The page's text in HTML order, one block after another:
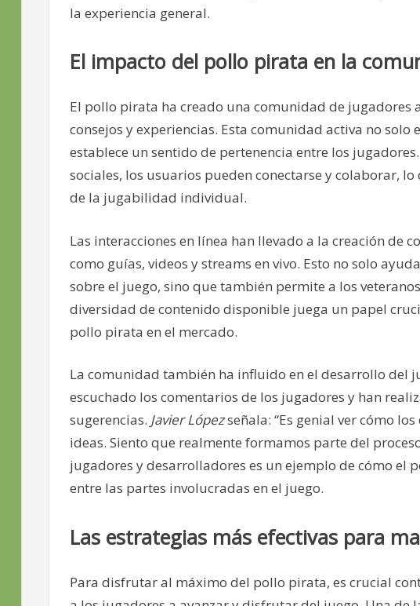
la experiencia general.
El impacto del pollo pirata en la
El pollo pirata ha creado una comunidad de jugadores
consejos y experiencias. Esta comunidad activa no
establece un sentido de pertenencia entre los
sociales, los usuarios pueden conectarse y colaborar,
de la jugabilidad individual.
Las interacciones en línea han llevado a la creación de
como guías, videos y streams en vivo. Esto no solo
sobre el juego, sino que también permite a los
diversidad de contenido disponible juega un papel
pollo pirata en el mercado.
La comunidad también ha influido en el desarrollo del
escuchado los comentarios de los jugadores y han
sugerencias. Javier Lópezseñala: “Es genial ver cómo
ideas. Siento que realmente formamos parte del
jugadores y desarrolladores es un ejemplo de cómo el
entre las partes involucradas en el juego.
Las estrategias más efectivas para
Para disfrutar al máximo del pollo pirata, es crucial